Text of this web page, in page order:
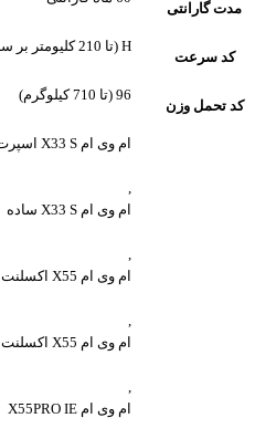
مدت گارانتی
کد سرعت
H (تا 210 کلیومتر بر ساعت)
کد تحمل وزن
96 (تا 710 کیلوگرم)
ام وی ام X33 S اسپرت
,
ام وی ام X33 S ساده
,
ام وی ام X55 اکسلنت
,
ام وی ام X55 اکسلنت اسپرت
,
ام وی ام X55PRO IE